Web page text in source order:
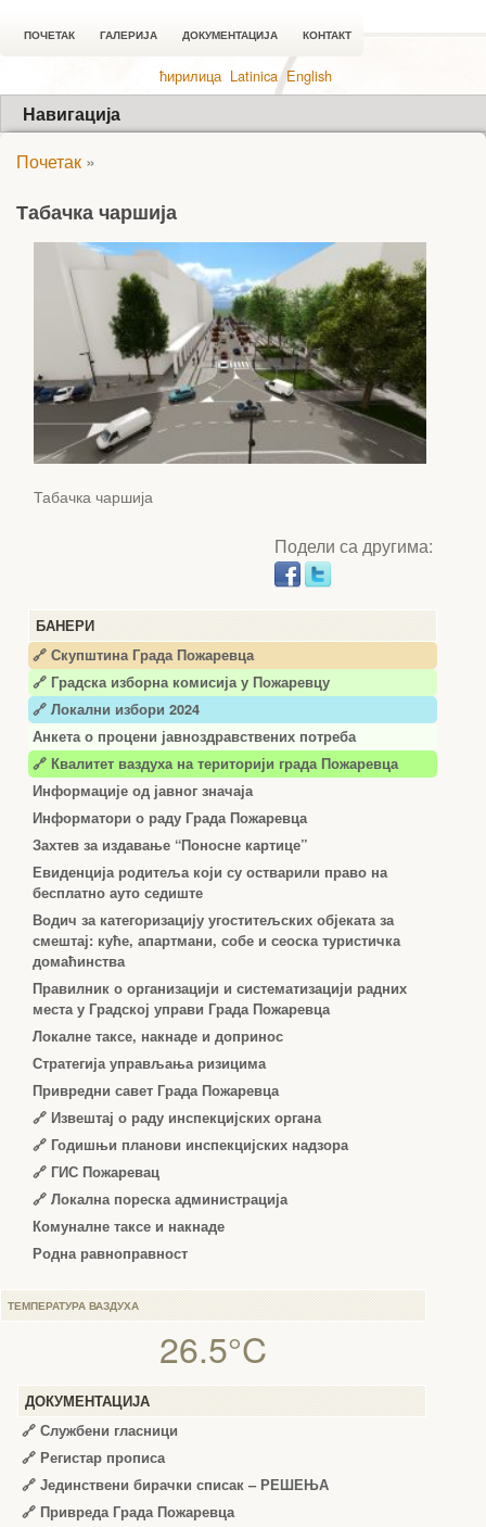
ПОЧЕТАК ГАЛЕРИЈА ДОКУМЕНТАЦИЈА КОНТАКТ
ћирилица Latinica English
Навигација
БАНЕРИ
🔗 Скупштина Града Пожаревца
🔗 Градска изборна комисија у Пожаревцу
🔗 Локални избори 2024
Анкета о процени јавноздравствених потреба
🔗 Квалитет ваздуха на територији града Пожаревца
Информације од јавног значаја
Информатори о раду Града Пожаревца
Захтев за издавање “Поносне картице”
Евиденција родитеља који су остварили право на
бесплатно ауто седиште
Водич за категоризацију угоститељских објеката за
смештај: куће, апартмани, собе и сеоска туристичка
домаћинства
Правилник о организацији и систематизацији радних
места у Градској управи Града Пожаревца
Локалне таксе, накнаде и допринос
Стратегија управљања ризицима
Привредни савет Града Пожаревца
🔗 Извештај о раду инспекцијских органа
🔗 Годишњи планови инспекцијских надзора
🔗 ГИС Пожаревац
🔗 Локална пореска администрација
Комуналне таксе и накнаде
Родна равноправност
Почетак »
Табачка чаршија
Табачка чаршија
Подели са другима:
ТЕМПЕРАТУРА ВАЗДУХА
26.5°C
ДОКУМЕНТАЦИЈА
🔗 Службени гласници
🔗 Регистар прописа
🔗 Јединствени бирачки списак – РЕШЕЊА
🔗 Привреда Града Пожаревца